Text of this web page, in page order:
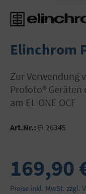
Elinchrom
zur Verwendung von Elinchrom Zubehör an
Profoto®
am EL ONE OCF
Art.Nr.: EL26345
169,90
Preise inkl. MwSt. zzgl.